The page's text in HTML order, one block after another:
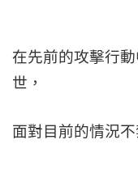
在先前的攻擊行
世，
面對目前的情況